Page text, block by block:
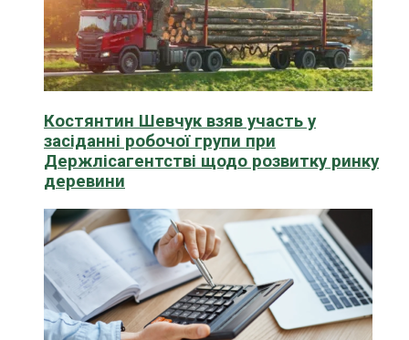
Костянтин Шевчук взяв участь у
засіданні робочої групи при
Держлісагентстві щодо розвитку ринку
деревини